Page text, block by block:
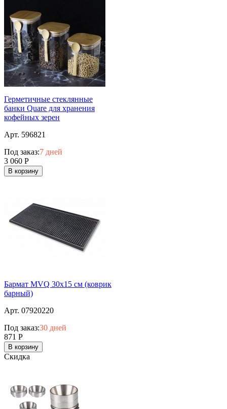
Герметичные стеклянные
банки Quare для хранения
кофейных зерен
Арт. 596821
Под заказ:7 дней
3 060 Р
В корзину
Бармат MVQ 30х15 см (коврик
барный)
Арт. 07920220
Под заказ:30 дней
871 Р
В корзину
Скидка